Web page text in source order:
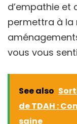
d’empathie et
permettra à la
vous vous
See also
de TDAH :
saine